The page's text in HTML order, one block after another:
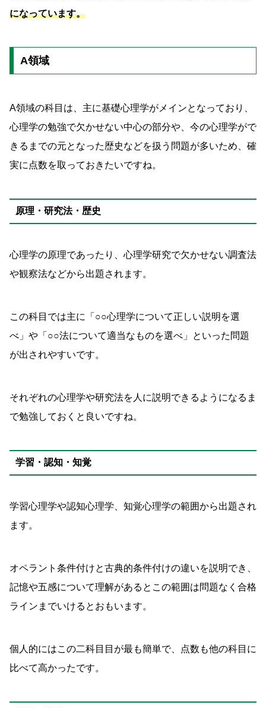
になっています。
A領域
A領域の科目は、主に基礎心理学がメインとなっており、
心理学の勉強で欠かせない中心の部分や、今の心理学がで
きるまでの元となった歴史などを扱う問題が多いため、確
実に点数を取っておきたいですね。
原理・研究法・歴史
心理学の原理であったり、心理学研究で欠かせない調査法
や観察法などから出題されます。
この科目では主に「○○心理学について正しい説明を選
べ」や「○○法について適当なものを選べ」といった問題
が出されやすいです。
それぞれの心理学や研究法を人に説明できるようになるま
で勉強しておくと良いですね。
学習・認知・知覚
学習心理学や認知心理学、知覚心理学の範囲から出題され
ます。
オペラント条件付けと古典的条件付けの違いを説明でき、
記憶や五感について理解があるとこの範囲は問題なく合格
ラインまでいけるとおもいます。
個人的にはこの二科目目が最も簡単で、点数も他の科目に
比べて高かったです。